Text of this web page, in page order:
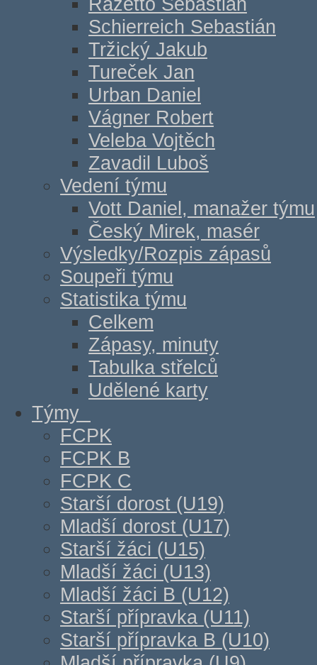
Schierreich Sebastián
Tržický Jakub
Tureček Jan
Urban Daniel
Vágner Robert
Veleba Vojtěch
Zavadil Luboš
Vedení týmu
Vott Daniel, manažer týmu
Český Mirek, masér
Výsledky/Rozpis zápasů
Soupeři týmu
Statistika týmu
Celkem
Zápasy, minuty
Tabulka střelců
Udělené karty
Týmy
FCPK
FCPK B
FCPK C
Starší dorost (U19)
Mladší dorost (U17)
Starší žáci (U15)
Mladší žáci (U13)
Mladší žáci B (U12)
Starší přípravka (U11)
Starší přípravka B (U10)